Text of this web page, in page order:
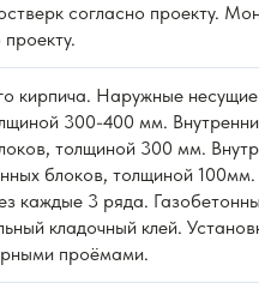
согласно проекту.
кирпича. Наружные
300-400 мм.
толщиной 300 мм.
блоков, толщиной 100мм.
каждые 3 ряда.
кладочный клей.
проёмами.